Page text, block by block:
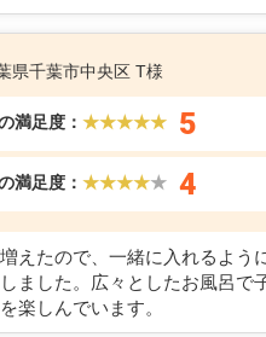
県千葉市中央区 T様
満足度：★★★★★ 5
満足度：★★★★★ 4
えたので、一緒に入れるよう
ました。広々としたお風呂で
楽しんでいます。